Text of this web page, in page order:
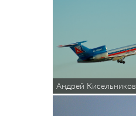
Андрей Кисельников